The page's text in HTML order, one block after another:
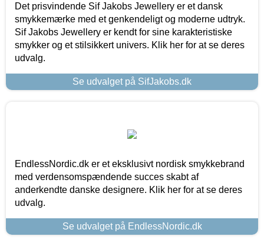
Det prisvindende Sif Jakobs Jewellery er et dansk
smykkemærke med et genkendeligt og moderne udtryk.
Sif Jakobs Jewellery er kendt for sine karakteristiske
smykker og et stilsikkert univers. Klik her for at se deres
udvalg.
Se udvalget på SifJakobs.dk
EndlessNordic.dk er et eksklusivt nordisk smykkebrand
med verdensomspændende succes skabt af
anderkendte danske designere. Klik her for at se deres
udvalg.
Se udvalget på EndlessNordic.dk